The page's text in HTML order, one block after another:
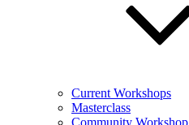
Current Workshops
Masterclass
Community Workshop